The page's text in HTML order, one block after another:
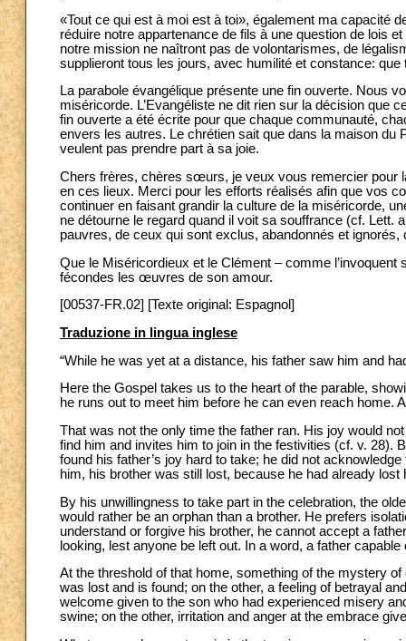
«Tout ce qui est à moi est à toi», également ma capacité
réduire notre appartenance de fils à une question de lois
notre mission ne naîtront pas de volontarismes, de
supplieront tous les jours, avec humilité et constance:
La parabole évangélique présente une fin ouverte. Nous
miséricorde. L’Evangéliste ne dit rien sur la décision que
fin ouverte a été écrite pour que chaque communauté,
envers les autres. Le chrétien sait que dans la maison
veulent pas prendre part à sa joie.
Chers frères, chères sœurs, je veux vous remercier pour
en ces lieux. Merci pour les efforts réalisés afin que vos
continuer en faisant grandir la culture de la miséricorde,
ne détourne le regard quand il voit sa souffrance (cf. Lett.
pauvres, de ceux qui sont exclus, abandonnés et
Que le Miséricordieux et le Clément – comme
fécondes les œuvres de son amour.
[00537-FR.02] [Texte original: Espagnol]
Traduzione in lingua inglese
“While he was yet at a distance, his father saw him and
Here the Gospel takes us to the heart of the parable,
he runs out to meet him before he can even reach home.
That was not the only time the father ran. His joy would
find him and invites him to join in the festivities (cf. v. 28).
found his father’s joy hard to take; he did not
him, his brother was still lost, because he had already lost
By his unwillingness to take part in the celebration, the
would rather be an orphan than a brother. He prefers
understand or forgive his brother, he cannot accept a
looking, lest anyone be left out. In a word, a father
At the threshold of that home, something of the mystery
was lost and is found; on the other, a feeling of betrayal
welcome given to the son who had experienced misery
swine; on the other, irritation and anger at the embrace